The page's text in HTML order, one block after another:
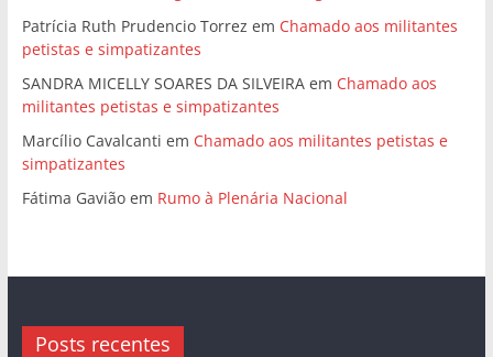
Patrícia Ruth Prudencio Torrez em Chamado aos militantes
petistas e simpatizantes
SANDRA MICELLY SOARES DA SILVEIRAem Chamado aos
militantes petistas e simpatizantes
Marcílio Cavalcanti em Chamado aos militantes petistas e
simpatizantes
Fátima Gaviãoem Rumo à Plenária Nacional
Posts recentes